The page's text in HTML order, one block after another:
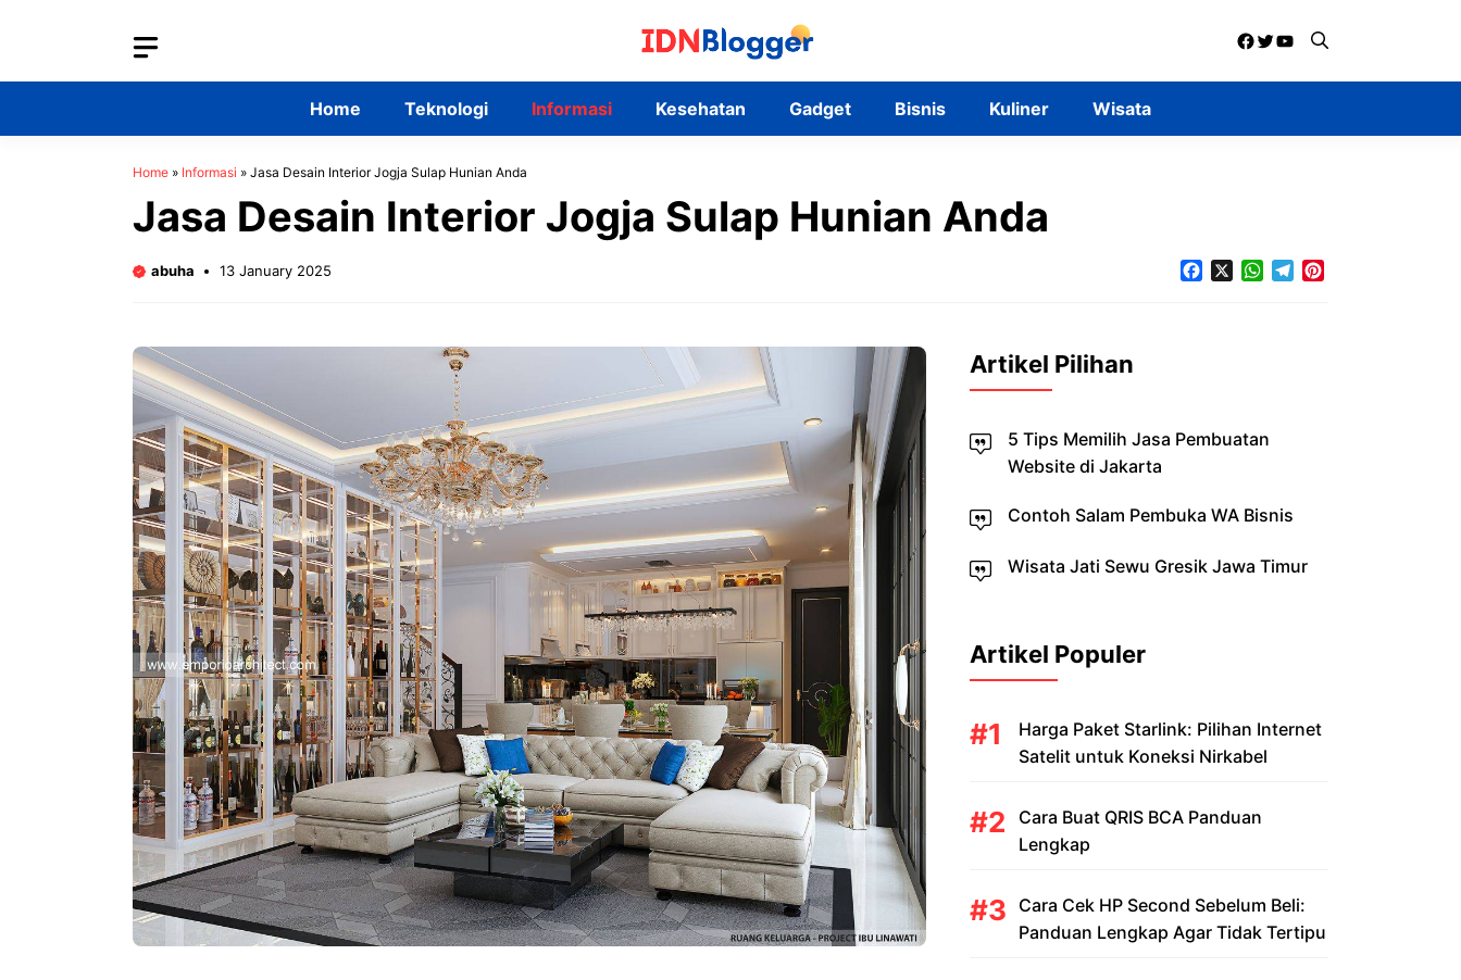
Facebook
Twitter
YouTube
Home Teknologi Informasi Kesehatan Gadget Bisnis Kuliner Wisata
Home » Informasi » Jasa Desain Interior Jogja Sulap Hunian Anda
Jasa Desain Interior Jogja Sulap Hunian Anda
abuha 13 January 2025 FacebookWhatsApp
Telegram
Artikel Pilihan
5 Tips Memilih Jasa Pembuatan
Website di Jakarta
Contoh Salam Pembuka WA Bisnis
Wisata Jati Sewu Gresik Jawa Timur
Artikel Populer
Harga Paket Starlink: Pilihan Internet
Satelit untuk Koneksi Nirkabel
Cara Buat QRIS BCA Panduan
Lengkap
Cara Cek HP Second Sebelum Beli:
Panduan Lengkap Agar Tidak Tertipu